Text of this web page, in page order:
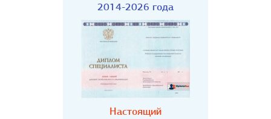
2014-2026 года
Настоящий